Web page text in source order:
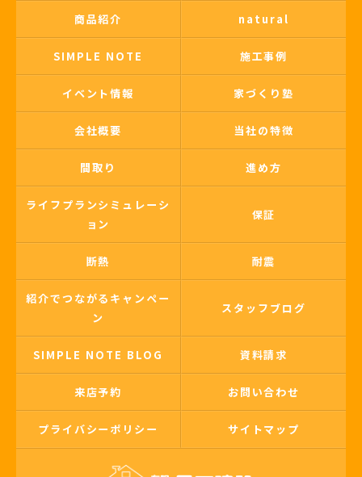
商品紹介 natural
SIMPLE NOTE 施工事例
イベント情報 家づくり塾
会社概要 当社の特徴
間取り 進め方
ライフプランシミュレーシ
ョン
保証
断熱 耐震
紹介でつながるキャンペー
ン
スタッフブログ
SIMPLE NOTE BLOG 資料請求
来店予約 お問い合わせ
プライバシーポリシー サイトマップ